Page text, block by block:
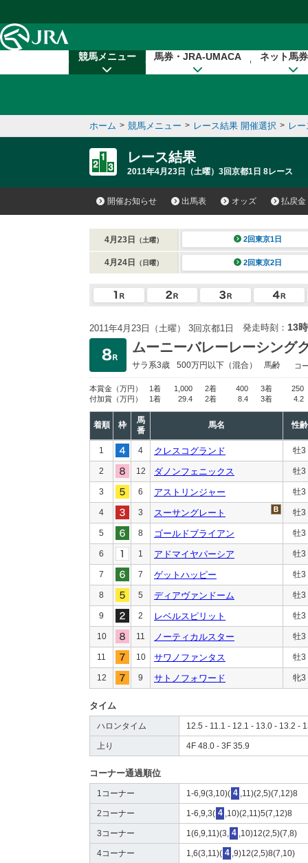
競馬メニュー 馬券・JRA-UMACA ネット馬
ホーム > 競馬メニュー > レース結果 開催選択 > レ
レース結果
2011年4月23日（土曜）3回京都1日 8レース
開催お知らせ 出馬表 オッズ 払戻金
4月23日 （土曜） 2回東京1日
4月24日 （日曜） 2回東京2日
2011年4月23日（土曜） 3回京都1日 発走時刻： 13
ムーニーバレーレーシング
サラ系3歳 500万円以下 （混合） 馬齢 コ
本賞金 （万円） 1着 1,000 2着 400 3着
250
付加賞 （万円） 1着 29.4 2着 8.4 3着 4.2
着順 枠
馬
番
馬名 性齢
1 4 クレスコグランド 牡3
2 12 ダノンフェニックス 牡3
3 6 アストリンジャー 牡3
4 3 スーサングレート 牡3
5 8 ゴールドブライアン 牡3
6 1 アドマイヤパーシア 牡3
7 7 ゲットハッピー 牡3
8 5 ディアヴァンドーム 牡3
9 2 レベルスピリット 牡3
10 11 ノーティカルスター 牡3
11 10 サワノファンタス 牡3
12 9 サトノフォワード 牝3
タイム
ハロンタイム 12.5 - 11.1 - 12.1 - 13.0 - 13.2 -
上り 4F 48.0 - 3F 35.9
コーナー通過順位
1コーナー 1-6,9(3,10)( 4 ,11)(2,5)(7,12)8
2コーナー 1-6,9,3( 4 ,10)(2,11)5(7,12)8
3コーナー 1(6,9,11)(3, 4 ,10)12(2,5)(7,8)
4コーナー 1,6(3,11)( 4 ,9)12(2,5)8(7,10)